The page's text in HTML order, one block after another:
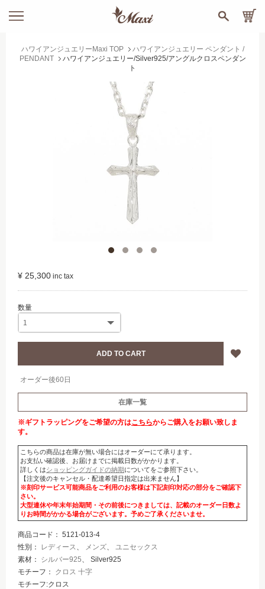
ハワイアンジュエリーMaxi TOP
ハワイアンジュエリー ペンダント /
PENDANT
ハワイアンジュエリー/Silver925/アングルクロスペンダン
ト
¥ 25,300
オーダー後60日
在庫一覧
※ギフトラッピングをご希望の方はこちらからご購入をお願い致しま
す。
こちらの商品は在庫が無い場合にはオーダーにて承ります。
お支払い確認後、お届けまでに掲載日数がかかります。
詳しくはショッピングガイドの納期についてをご参照下さい。
【注文後のキャンセル・配達希望日指定は出来ません】
※刻印サービス可能商品をご利用のお客様は下記刻印対応の部分をご確認下
さい。
大型連休や年末年始期間・その前後につきましては、記載のオーダー日数よ
りお時間がかかる場合がございます。予めご了承くださいませ。
商品コード： 5121-013-4
性別：
レディース、 メンズ、 ユニセックス
素材： シルバー925、 Silver925
モチーフ： クロス 十字
モチーフ:クロス